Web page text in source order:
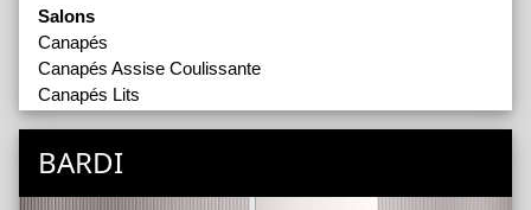
Salons
Canapés
Canapés Assise Coulissante
Canapés Lits
Canapés Modulaires
Fauteuils de Bureau
Fauteuils de Complément
BARDI